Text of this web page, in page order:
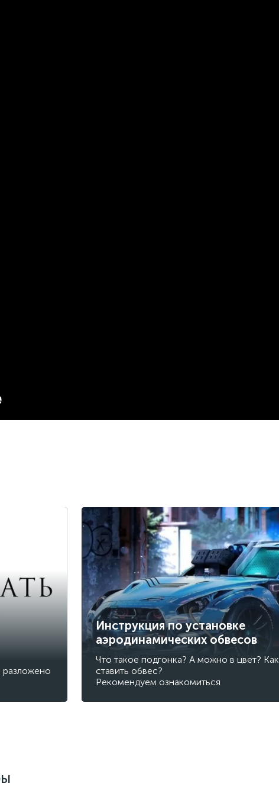
разложено
Инструкция по установке
аэродинамических обвесов
Что такое подгонка? А можно в цвет? Как
ставить обвес?
Рекомендуем ознакомиться